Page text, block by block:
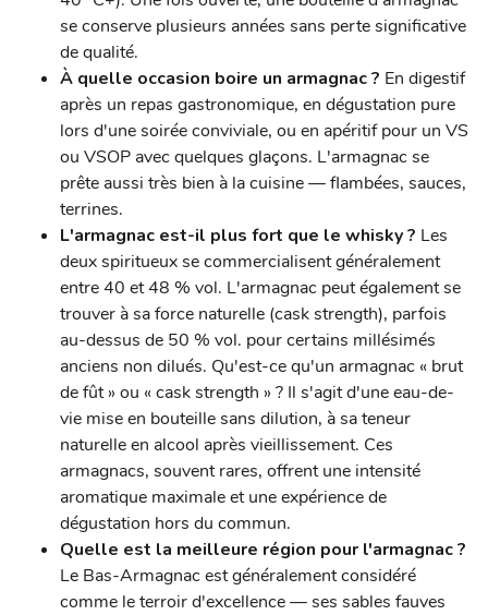
se conserve plusieurs années sans perte significative
de qualité.
À quelle occasion boire un armagnac ? En digestif
après un repas gastronomique, en dégustation pure
lors d'une soirée conviviale, ou en apéritif pour un VS
ou VSOP avec quelques glaçons. L'armagnac se
prête aussi très bien à la cuisine — flambées, sauces,
terrines.
L'armagnac est-il plus fort que le whisky ? Les
deux spiritueux se commercialisent généralement
entre 40 et 48 % vol. L'armagnac peut également se
trouver à sa force naturelle (cask strength), parfois
au-dessus de 50 % vol. pour certains millésimés
anciens non dilués. Qu'est-ce qu'un armagnac « brut
de fût » ou « cask strength » ? Il s'agit d'une eau-de-
vie mise en bouteille sans dilution, à sa teneur
naturelle en alcool après vieillissement. Ces
armagnacs, souvent rares, offrent une intensité
aromatique maximale et une expérience de
dégustation hors du commun.
Quelle est la meilleure région pour l'armagnac ?
Le Bas-Armagnac est généralement considéré
comme le terroir d'excellence — ses sables fauves